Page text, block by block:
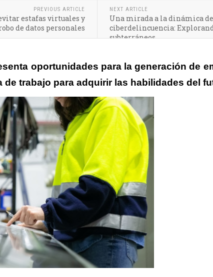
PREVIOUS ARTICLE
estafas virtuales y
de datos personales
NEXT ARTICLE
Una mirada a la dinámica
ciberdelincuencia:
subterráneos
oportunidades para la generación de
de trabajo para adquirir las habilidades del